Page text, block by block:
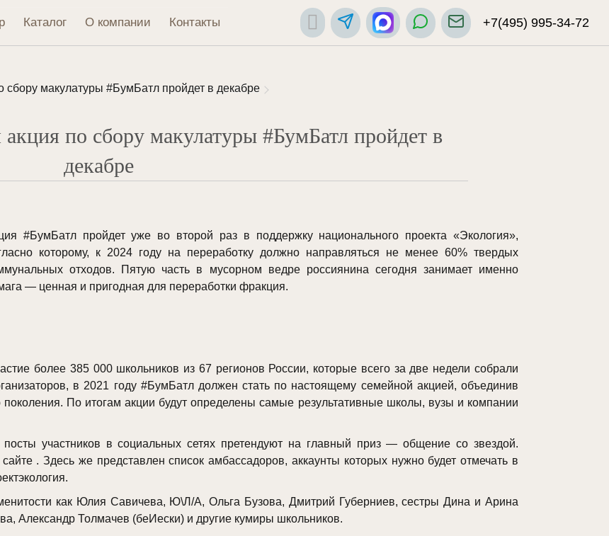
Каталог О компании Контакты +7(495) 995-34-72
сбору макулатуры #БумБатл пройдет в декабре
по сбору макулатуры #БумБатл пройдет в
декабре
#БумБатл пройдет уже во второй раз в поддержку национального проекта «Экология»,
которому, к 2024 году на переработку должно направляться не менее 60% твердых
отходов. Пятую часть в мусорном ведре россиянина сегодня занимает именно
— ценная и пригодная для переработки фракция.
более 385 000 школьников из 67 регионов России, которые всего за две недели собрали
в 2021 году #БумБатл должен стать по настоящему семейной акцией, объединив
поколения. По итогам акции будут определены самые результативные школы, вузы и компании
участников в социальных сетях претендуют на главный приз — общение со звездой.
. Здесь же представлен список амбассадоров, аккаунты которых нужно будет отмечать в
как Юлия Савичева, Ю\Л/А, Ольга Бузова, Дмитрий Губерниев, сестры Дина и Арина
Александр Толмачев (беИески) и другие кумиры школьников.